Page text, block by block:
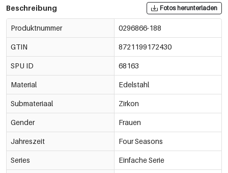
Beschreibung Fotos herunterladen
Produktnummer 0296866-188
GTIN 8721199172430
SPU ID 68163
Material Edelstahl
Submateriaal Zirkon
Gender Frauen
Jahreszeit Four Seasons
Series Einfache Serie